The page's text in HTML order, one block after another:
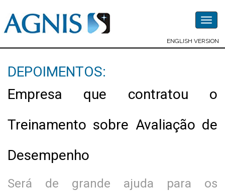
ENGLISH VERSION
DEPOIMENTOS:
Empresa que contratou o
Treinamento sobre Avaliação de
Desempenho
Será de grande ajuda para os